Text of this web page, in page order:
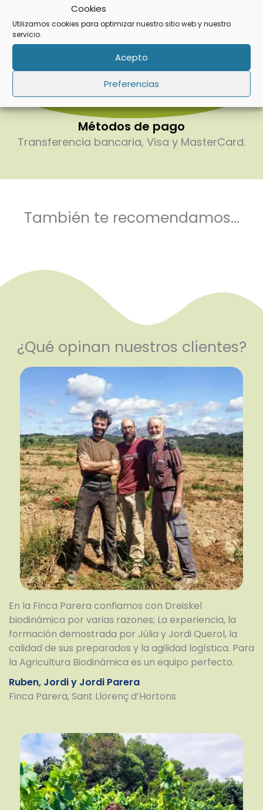
Cookies
Utilizamos cookies para optimizar nuestro sitio web y nuestro
servicio.
Acepto
Preferencias
Servicio Personalizado
Hacemos envíos al resto de España.
Métodos de pago
Transferencia bancaria, Visa y MasterCard.
También te recomendamos...
¿Qué opinan nuestros clientes?
En la Finca Parera confiamos con Dreiskel
biodinámica por varias razones; La experiencia, la
formación demostrada por Júlia y Jordi Querol, la
calidad de sus preparados y la agilidad logística. Para
la Agricultura Biodinámica es un equipo perfecto.
Ruben, Jordi y Jordi Parera
Finca Parera, Sant Llorenç d’Hortons